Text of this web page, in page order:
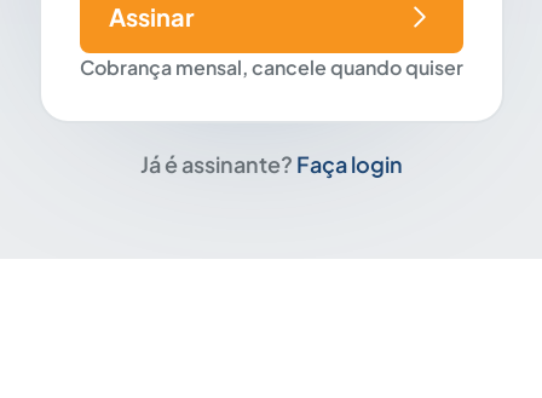
Cobrança mensal, cancele quando quiser
Assinar
Já é assinante? Faça login